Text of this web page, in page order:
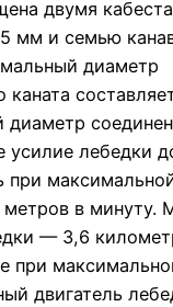
двумя
мм и семью
диаметр
каната
диаметр
усилие лебедки
при
метров в минуту.
— 3,6
при
двигатель